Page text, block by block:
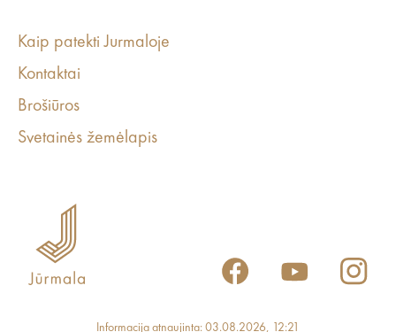
Kaip patekti Jurmaloje
Kontaktai
Brošiūros
Svetainės žemėlapis
Informacija atnaujinta: 03.08.2026, 12:21